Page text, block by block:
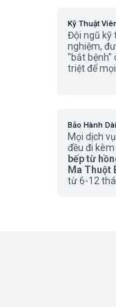
Kỹ Thuật
Đội ngũ kỹ
nghiệm,
"bắt bệnh"
triệt để
Bảo Hành
Mọi dịch
đều đi
bếp từ
Ma Thuột
từ 6-12